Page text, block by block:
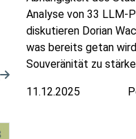
Analyse von 33 LLM-
diskutieren Dorian
was bereits getan
Souveränität zu
11.12.2025